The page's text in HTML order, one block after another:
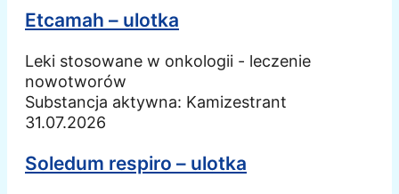
Etcamah – ulotka
Leki stosowane w onkologii - leczenie
nowotworów
Substancja aktywna: Kamizestrant
31.07.2026
Soledum respiro – ulotka